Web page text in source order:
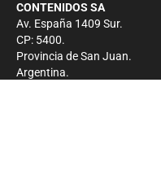
CONTENIDOS SA
Av. España 1409 Sur.
CP: 5400.
Provincia de San Juan.
Argentina.